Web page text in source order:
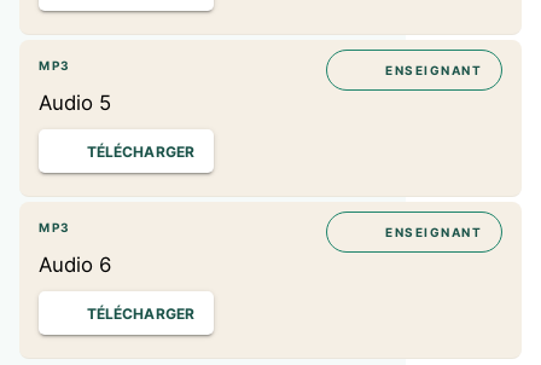
MP3
Audio 5
ENSEIGNANT
TÉLÉCHARGER
MP3
Audio 6
ENSEIGNANT
TÉLÉCHARGER